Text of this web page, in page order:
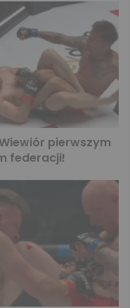
pierwszym
federacji!